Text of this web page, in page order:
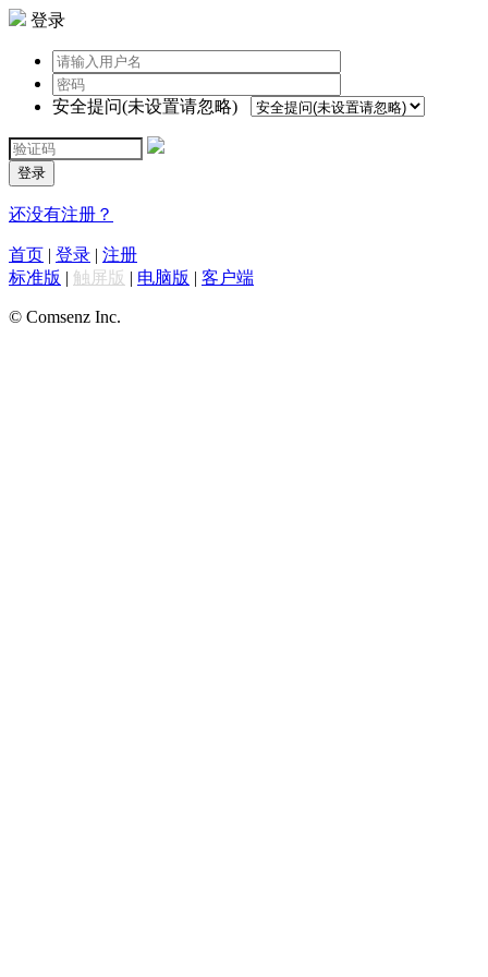
登录
安全提问(未设置请忽略)
登录
还没有注册？
首页 | 登录 | 注册
标准版 | 触屏版 | 电脑版 | 客户端
© Comsenz Inc.